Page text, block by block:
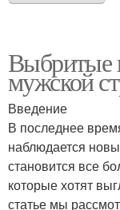
Выбритые
мужской
Введение
В последнее
наблюдается
становится все
которые хотят
статье мы